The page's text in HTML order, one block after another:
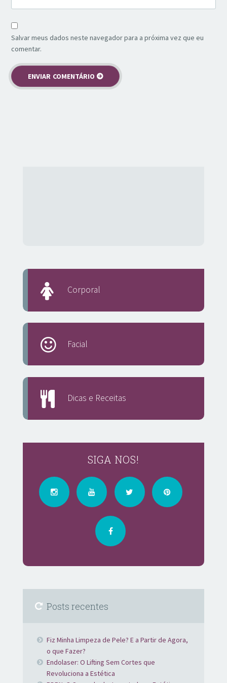
Salvar meus dados neste navegador para a próxima vez que eu
comentar.
Corporal
Facial
Dicas e Receitas
SIGA NOS!
Posts recentes
Fiz Minha Limpeza de Pele? E a Partir de Agora,
o que Fazer?
Endolaser: O Lifting Sem Cortes que
Revoluciona a Estética